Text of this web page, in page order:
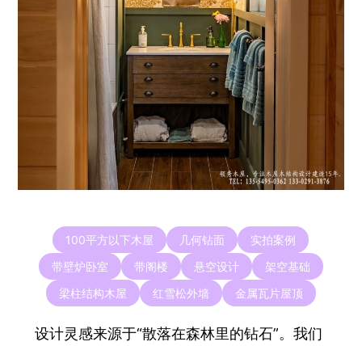
100平方以下木屋 几何钻面
实拍案例
带壁炉卧室
带阁楼 悬空设计
架空基础
梁柱结构木屋
红雪松外墙 金属瓦片屋顶
设计灵感来源于“散落在森林里的钻石”。我们